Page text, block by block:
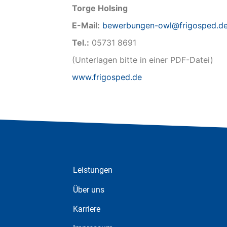
Torge Holsing
E-Mail: bewerbungen-
Tel.: 05731 8691
(Unterlagen bitte in einer PDF-Datei)
www.frigosped.de
Leistungen
Über uns
Karriere